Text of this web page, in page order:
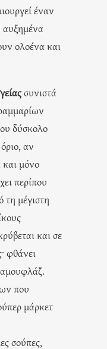
έναν
ολοένα και
συνιστά
δύσκολο
αν
και μόνο
περίπου
τη μέγιστη
και σε
φθάνει
που
μάρκετ
σούπες,